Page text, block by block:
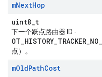
mNextHop
uint8_t
下一个跃点路由器 ID -
点）。
mOldPathCost